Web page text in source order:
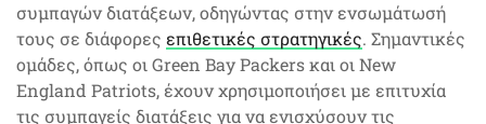
συμπαγών διατάξεων, οδηγώντας στην ενσωμάτωσή
τους σε διάφορες επιθετικές στρατηγικές. Σημαντικές
ομάδες, όπως οι Green Bay Packers και οι New
England Patriots, έχουν χρησιμοποιήσει με επιτυχία
τις συμπαγείς διατάξεις για να ενισχύσουν τις